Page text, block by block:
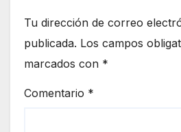
Tu dirección de correo
publicada. Los campos
marcados con *
Comentario *